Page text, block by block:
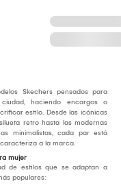
Skechers pensados para
haciendo encargos o
estilo. Desde las icónicas
retro hasta las modernas
minimalistas, cada par está
a la marca.
mujer
de estilos que se adaptan a
populares: